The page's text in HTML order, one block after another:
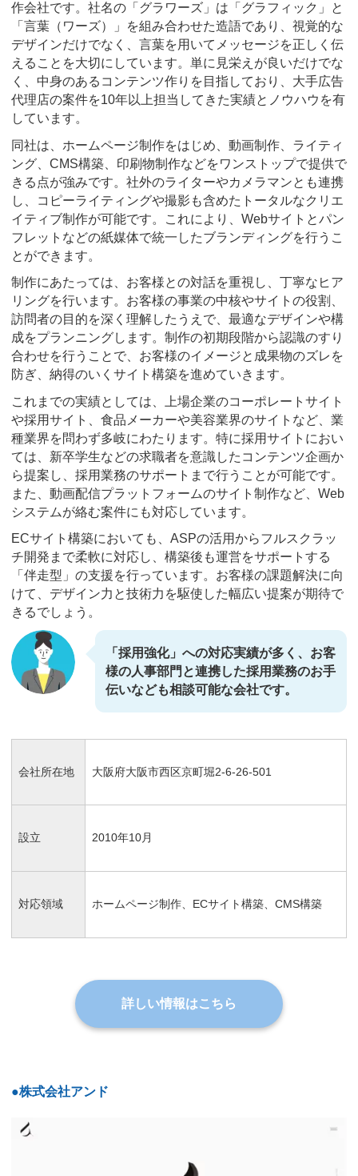
作会社です。社名の「グラワーズ」は「グラフィック」と
「言葉（ワーズ）」を組み合わせた造語であり、視覚的な
デザインだけでなく、言葉を用いてメッセージを正しく伝
えることを大切にしています。単に見栄えが良いだけでな
く、中身のあるコンテンツ作りを目指しており、大手広告
代理店の案件を10年以上担当してきた実績とノウハウを有
しています。
同社は、ホームページ制作をはじめ、動画制作、ライティ
ング、CMS構築、印刷物制作などをワンストップで提供で
きる点が強みです。社外のライターやカメラマンとも連携
し、コピーライティングや撮影も含めたトータルなクリエ
イティブ制作が可能です。これにより、Webサイトとパン
フレットなどの紙媒体で統一したブランディングを行うこ
とができます。
制作にあたっては、お客様との対話を重視し、丁寧なヒア
リングを行います。お客様の事業の中核やサイトの役割、
訪問者の目的を深く理解したうえで、最適なデザインや構
成をプランニングします。制作の初期段階から認識のすり
合わせを行うことで、お客様のイメージと成果物のズレを
防ぎ、納得のいくサイト構築を進めていきます。
これまでの実績としては、上場企業のコーポレートサイト
や採用サイト、食品メーカーや美容業界のサイトなど、業
種業界を問わず多岐にわたります。特に採用サイトにおい
ては、新卒学生などの求職者を意識したコンテンツ企画か
ら提案し、採用業務のサポートまで行うことが可能です。
また、動画配信プラットフォームのサイト制作など、Web
システムが絡む案件にも対応しています。
ECサイト構築においても、ASPの活用からフルスクラッ
チ開発まで柔軟に対応し、構築後も運営をサポートする
「伴走型」の支援を行っています。お客様の課題解決に向
けて、デザイン力と技術力を駆使した幅広い提案が期待で
きるでしょう。
「採用強化」への対応実績が多く、お客
様の人事部門と連携した採用業務のお手
伝いなども相談可能な会社です。
会社所在地 大阪府大阪市西区京町堀2-6-26-501
設立 2010年10月
対応領域 ホームページ制作、ECサイト構築、CMS構築
詳しい情報はこちら
●株式会社アンド